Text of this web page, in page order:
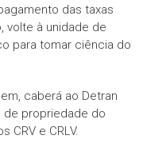
das taxas
volte à unidade de
para tomar ciência do
caberá ao Detran
de propriedade do
CRV e CRLV.